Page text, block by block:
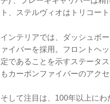
ト、ステルヴィオはトリコー
インテリアでは、ダッシュボ
ァイバーを採用。フロントヘ
定であることを示すステータ
もカーボンファイバーのアク
そして注目は、100年以上に